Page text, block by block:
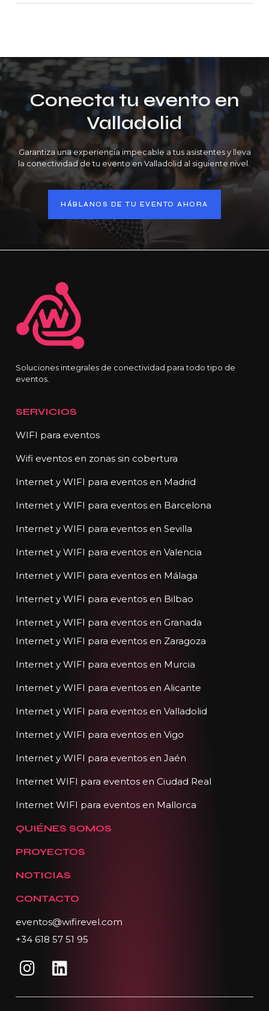
Conecta tu evento en
Valladolid
Garantiza una experiencia impecable a tus asistentes y lleva
la conectividad de tu evento en Valladolid al siguiente nivel.
HÁBLANOS DE TU EVENTO AHORA
Soluciones integrales de conectividad para todo tipo de
eventos.
SERVICIOS
WIFI para eventos
Wifi eventos en zonas sin cobertura
Internet y WIFI para eventos en Madrid
Internet y WIFI para eventos en Barcelona
Internet y WIFI para eventos en Sevilla
Internet y WIFI para eventos en Valencia
Internet y WIFI para eventos en Málaga
Internet y WIFI para eventos en Bilbao
Internet y WIFI para eventos en Granada
Internet y WIFI para eventos en Zaragoza
Internet y WIFI para eventos en Murcia
Internet y WIFI para eventos en Alicante
Internet y WIFI para eventos en Valladolid
Internet y WIFI para eventos en Vigo
Internet y WIFI para eventos en Jaén
Internet WIFI para eventos en Ciudad Real
Internet WIFI para eventos en Mallorca
QUIÉNES SOMOS
PROYECTOS
NOTICIAS
CONTACTO
eventos@wifirevel.com
+34 618 57 51 95